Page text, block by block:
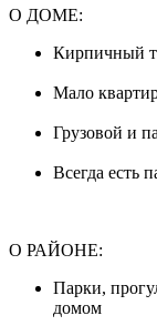
О ДОМЕ:
Кирпичный
Мало
Грузовой и
Всегда есть
О РАЙОНЕ:
Парки,
домом